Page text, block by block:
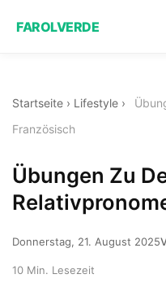
FAROLVERDE
Startseite › Lifestyle ›
Französisch
Übungen Zu
Donnerstag, 21. August 2025
10 Min. Lesezeit